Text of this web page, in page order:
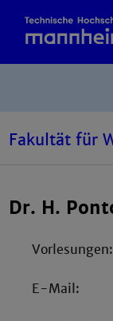
Fakultät für
Dr. H.
Vorlesungen:
E-Mail: